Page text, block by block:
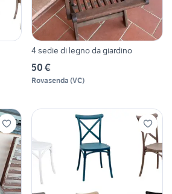
4 sedie di legno da giardino
50 €
Rovasenda (VC)